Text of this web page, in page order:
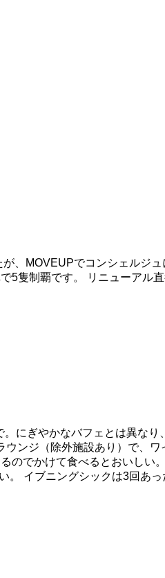
、MOVEUPでコンシェルジ
5隻制覇です。 リニューアル
にぎやかなバフェとは異な
ンジ（除外施設あり）で、
でかけて食べるとおいし
イブニングシックは3回あ